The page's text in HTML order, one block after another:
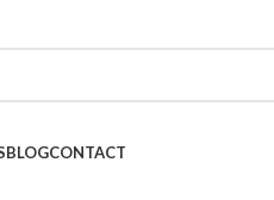
BLOGCONTACT